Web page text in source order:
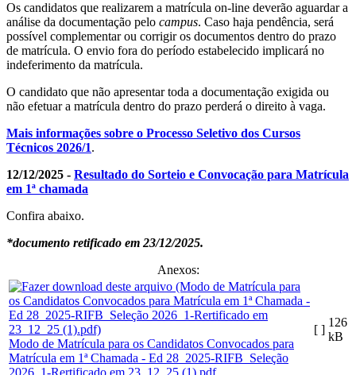
Os candidatos que realizarem a matrícula on-line deverão aguardar a
análise da documentação pelo campus. Caso haja pendência, será
possível complementar ou corrigir os documentos dentro do prazo
de matrícula. O envio fora do período estabelecido implicará no
indeferimento da matrícula.
O candidato que não apresentar toda a documentação exigida ou
não efetuar a matrícula dentro do prazo perderá o direito à vaga.
Mais informações sobre o Processo Seletivo dos Cursos
Técnicos 2026/1.
12/12/2025 - Resultado do Sorteio e Convocação para Matrícula
em 1ª chamada
Confira abaixo.
*documento retificado em 23/12/2025.
Anexos:
Modo de Matrícula para os Candidatos Convocados para
Matrícula em 1ª Chamada - Ed 28_2025-RIFB_Seleção
2026_1-Rertificado em 23_12_25 (1).pdf
[ ]
126
kB